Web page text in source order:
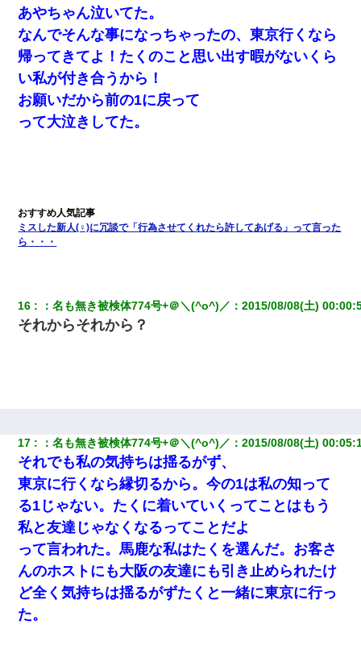
あやちゃん泣いてた。
なんでそんな事になっちゃったの、東京行くなら
帰ってきてよ！たくのこと思い出す暇がないくら
い私が付き合うから！
お願いだから前の1に戻って
って大泣きしてた。
ミスした新人(♀)に冗談で「行為させてくれたら許してあげる」って言った
ら・・・
16 ：名も無き被検体774号+＠＼(^o^)／ ：2015/08/08(土)
それからそれから？
17 ：名も無き被検体774号+＠＼(^o^)／ ：2015/08/08(土)
それでも私の気持ちは揺るがず、
東京に行くなら縁切るから。今の1は私の知って
る1じゃない。たくに着いていくってことはもう
私と友達じゃなくなるってことだよ
って言われた。馬鹿な私はたくを選んだ。お客さ
んのホストにも大阪の友達にも引き止められたけ
ど全く気持ちは揺るがずたくと一緒に東京に行っ
た。